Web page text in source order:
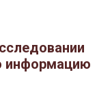
информацию